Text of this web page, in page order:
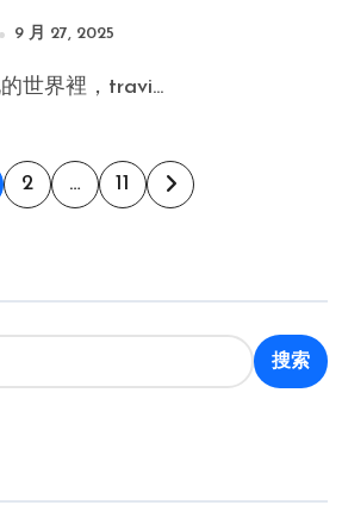
9 月 27, 2025
的世界裡，travi...
2 … 11
搜索